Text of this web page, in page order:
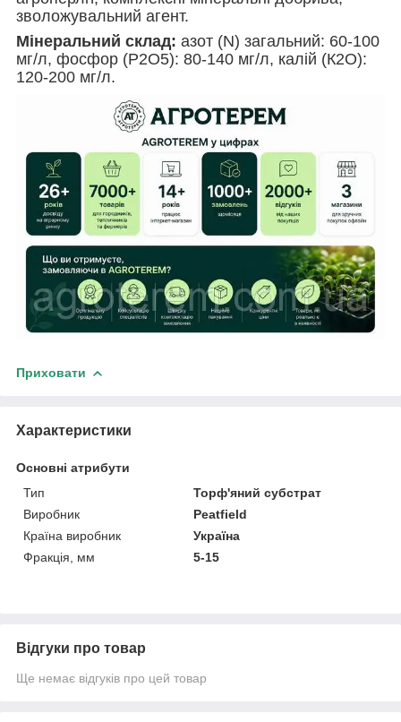
зволожувальний агент.
Мінеральний склад: азот (N) загальний: 60-100
мг/л, фосфор (Р2О5): 80-140 мг/л, калій (К2О):
120-200 мг/л.
Приховати
Характеристики
Основні атрибути
Тип
Торф'яний субстрат
Виробник
Peatfield
Країна виробник
Україна
Фракція, мм
5-15
Відгуки про товар
Ще немає відгуків про цей товар